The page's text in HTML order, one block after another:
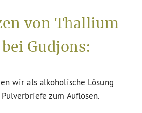
von Thallium
Gudjons:
wir als alkoholische Lösung
zum Auflösen.